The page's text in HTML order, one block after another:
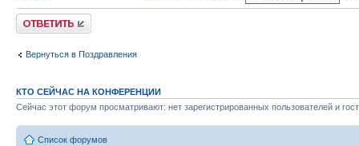
Ответить
Вернуться в Поздравления
КТО СЕЙЧАС НА КОНФЕРЕНЦИИ
Сейчас этот форум просматривают: нет зарегистрированных пользователей и
Список форумов